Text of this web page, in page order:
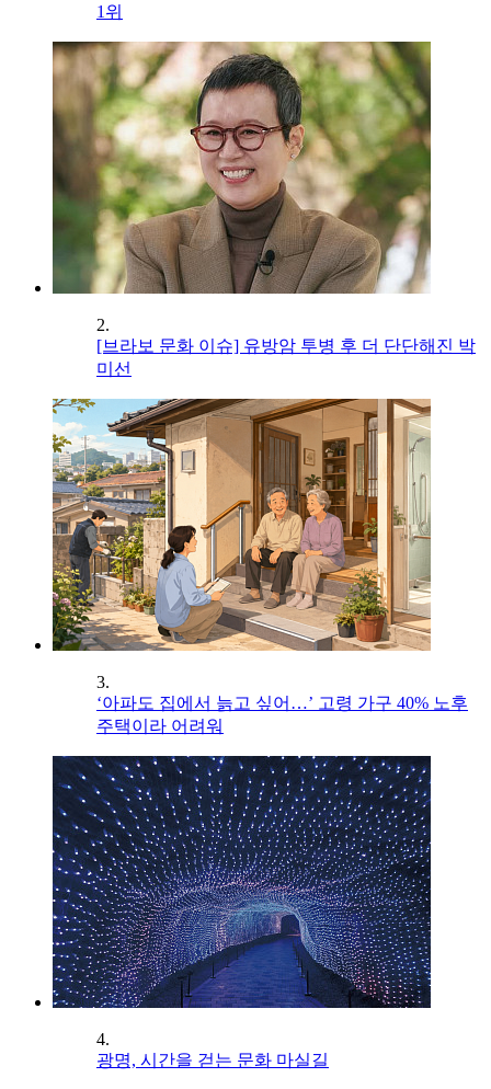
1위
2.
[브라보 문화 이슈] 유방암 투병 후 더 단단해진 박
미선
3.
‘아파도 집에서 늙고 싶어…’ 고령 가구 40% 노후
주택이라 어려워
4.
광명, 시간을 걷는 문화 마실길